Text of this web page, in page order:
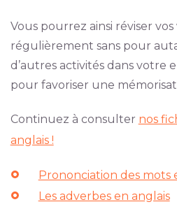
Vous pourrez ainsi réviser
régulièrement sans pour
d’autres activités dans votre
pour favoriser une
Continuez à consulter nos
anglais !
Prononciation des mots
Les adverbes en anglais